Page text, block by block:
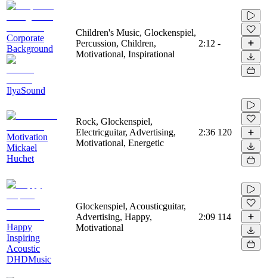
Corporate
Background
IlyaSound
Children's Music, Glockenspiel,
Percussion, Children,
Motivational, Inspirational
2:12 -
Motivation
Mickael
Huchet
Rock, Glockenspiel,
Electricguitar, Advertising,
Motivational, Energetic
2:36 120
Happy
Inspiring
Acoustic
DHDMusic
Glockenspiel, Acousticguitar,
Advertising, Happy,
Motivational
2:09 114